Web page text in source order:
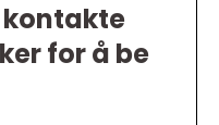
kontakte
for å be